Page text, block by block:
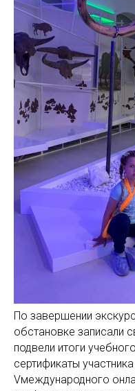
По завершении
обстановке записали
подвели итоги
сертификаты
Vмеждународного